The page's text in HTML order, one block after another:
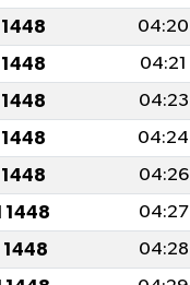
04:20
04:21
04:23
04:24
04:26
1448 04:27
1448 04:28